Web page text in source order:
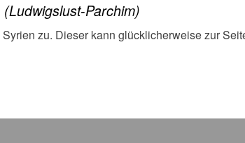
(Ludwigslust-Parchim)